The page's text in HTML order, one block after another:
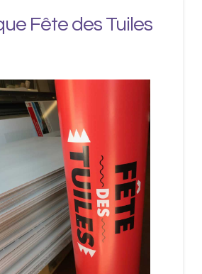
Fête des Tuiles